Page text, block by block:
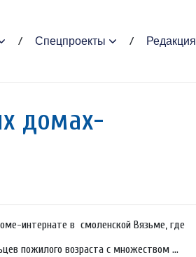
Спецпроекты Редакция
домах-
интернате в смоленской Вязьме, где
пожилого возраста с множеством ...